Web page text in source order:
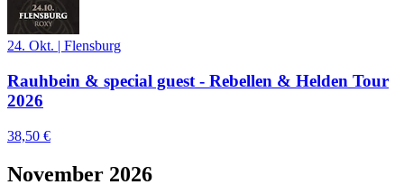
24. Okt. | Flensburg
Rauhbein & special guest - Rebellen & Helden Tour
2026
38,50 €
November 2026